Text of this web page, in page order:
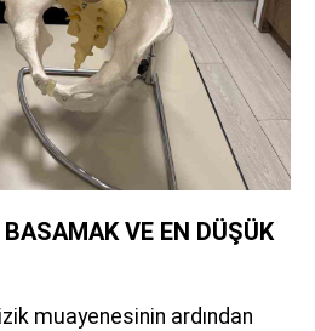
VE EN DÜŞÜK
muayenesinin ardından